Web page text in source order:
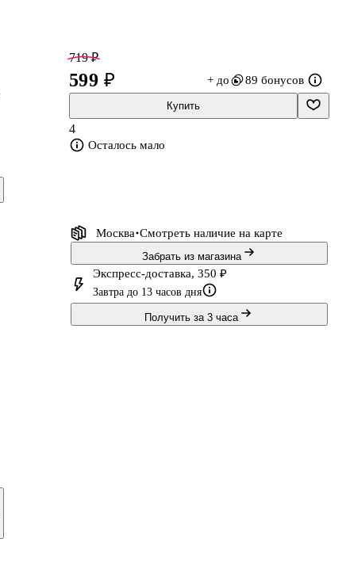
719 ₽
599 ₽ + до 89 бонусов
Купить
4
Осталось мало
Москва Смотреть наличие на карте
Забрать из магазина
Экспресс-доставка, 350 ₽
Завтра до 13 часов дня
Получить за 3 часа